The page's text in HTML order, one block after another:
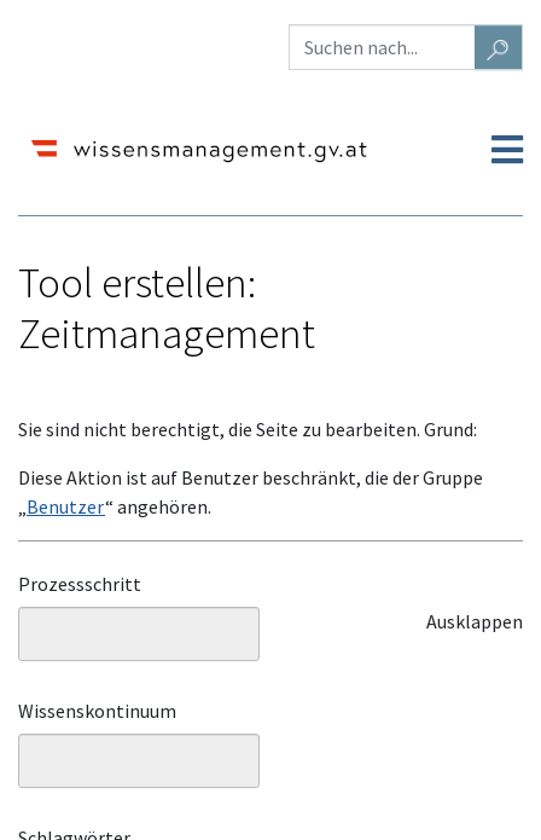
Tool erstellen:
Zeitmanagement
Wechseln zu:Navigation, Suche
Sie sind nicht berechtigt, die Seite zu bearbeiten. Grund:
Diese Aktion ist auf Benutzer beschränkt, die der Gruppe
Benutzer“ angehören.
Prozessschritt
Ausklappen
Wissenskontinuum